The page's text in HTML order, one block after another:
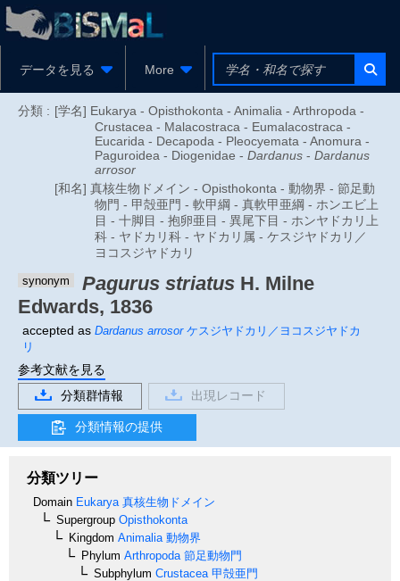
データを見る More
分類 : [学名] Eukarya - Opisthokonta - Animalia - Arthropoda -
Crustacea - Malacostraca - Eumalacostraca -
Eucarida - Decapoda - Pleocyemata - Anomura -
Paguroidea - Diogenidae - Dardanus - Dardanus
arrosor
[和名] 真核生物ドメイン - Opisthokonta - 動物界 - 節足動
物門 - 甲殻亜門 - 軟甲綱 - 真軟甲亜綱 - ホンエビ上
目 - 十脚目 - 抱卵亜目 - 異尾下目 - ホンヤドカリ上
科 - ヤドカリ科 - ヤドカリ属 - ケスジヤドカリ／
ヨコスジヤドカリ
synonym Pagurus striatus H. Milne
Edwards, 1836
accepted as Dardanus arrosorケスジヤドカリ／ヨコスジヤドカ
リ
参考文献を見る
分類群情報
出現レコード
分類情報の提供
分類ツリー
Domain Eukarya 真核生物ドメイン
Supergroup Opisthokonta
Kingdom Animalia 動物界
Phylum Arthropoda 節足動物門
Subphylum Crustacea 甲殻亜門